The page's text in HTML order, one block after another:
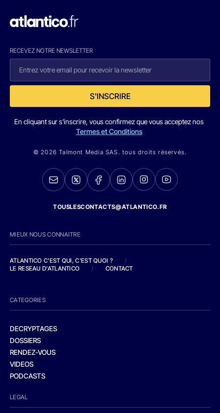
RECEVEZ NOTRE NEWSLETTER
S'INSCRIRE
En cliquant sur s'inscrire, vous confirmez que vous acceptez nos
Termes et Conditions
© 2026 Talmont Media SAS. tous droits réservés.
TOUSLESCONTACTS@ATLANTICO.FR
MIEUX NOUS CONNAITRE
ATLANTICO C'EST QUI, C'EST QUOI ?
/
LE RESEAU D'ATLANTICO
/ CONTACT
CATEGORIES
DECRYPTAGES
DOSSIERS
RENDEZ-VOUS
VIDEOS
PODCASTS
LEGAL